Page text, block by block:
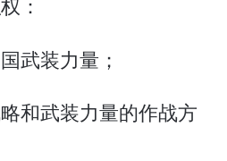
武装力量；
和武装力量的作战方